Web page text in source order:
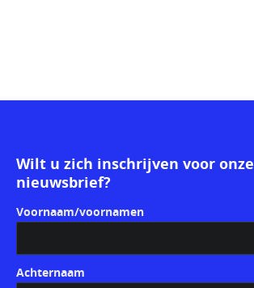
Wilt u zich inschrijven voor onze
nieuwsbrief?
Voornaam/voornamen
Achternaam